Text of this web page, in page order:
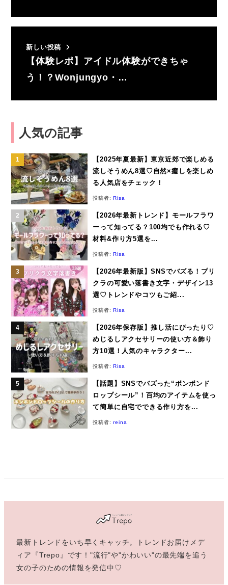
新しい投稿
【体験レポ】アイドル体験ができちゃ
う！？Wonjungyo・…
人気の記事
【2025年夏最新】東京近郊で楽しめる
流しそうめん8選♡自然×癒しを楽しめ
る人気店をチェック！
投稿者:Risa
【2026年最新トレンド】モールフラワ
ーって知ってる？100均でも作れる♡
材料&作り方5選を...
投稿者:Risa
【2026年最新版】SNSでバズる！プリ
クラの可愛い落書き文字・デザイン13
選♡トレンドやコツもご紹...
投稿者:Risa
【2026年保存版】推し活にぴったり♡
めじるしアクセサリーの使い方＆飾り
方10選！人気のキャラクター...
投稿者:Risa
【話題】SNSでバズった“ボンボンド
ロップシール”！百均のアイテムを使っ
て簡単に自宅でできる作り方を...
投稿者:reina
最新トレンドをいち早くキャッチ。トレンドお届けメデ
ィア『Trepo』です！"流行"や"かわいい"の最先端を追う
女の子のための情報を発信中♡